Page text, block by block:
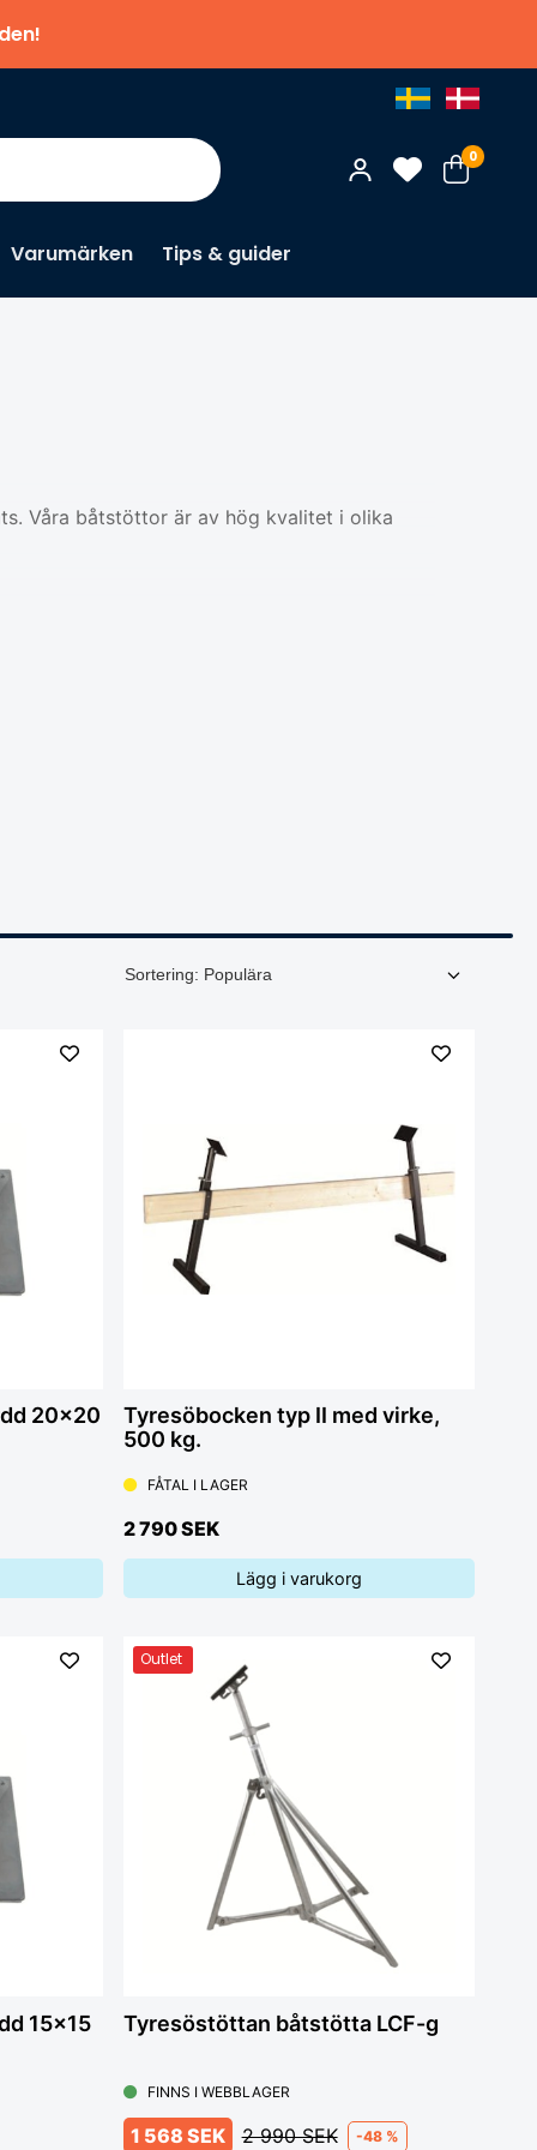
0
Varumärken Tips & guider
Våra båtstöttor är av hög kvalitet i olika
20x20
Tyresöbocken typ II med virke,
500 kg.
FÅTAL I LAGER
2 790 SEK
Lägg i varukorg
15x15
Outlet
Tyresöstöttan båtstötta LCF-g
FINNS I WEBBLAGER
1 568 SEK 2 990 SEK -48 %